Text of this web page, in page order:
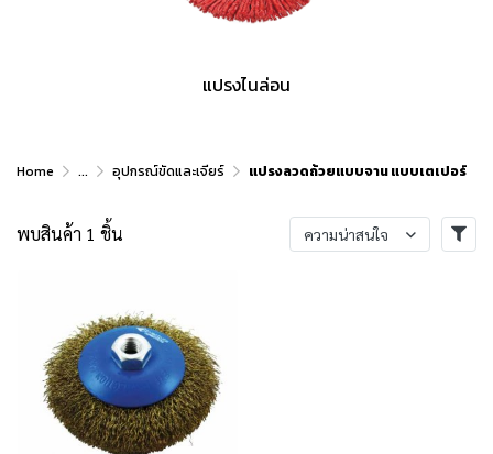
แปรงไนล่อน
Home ... อุปกรณ์ขัดและเจียร์ แปรงลวดถ้วยแบบจาน แบบเตเปอร์
พบสินค้า 1 ชิ้น ความน่าสนใจ